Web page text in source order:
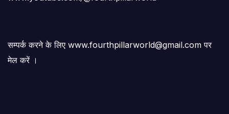
सम्पर्क करने के लिए www.fourthpillarworld@gmail.com पर
मेल करें ।